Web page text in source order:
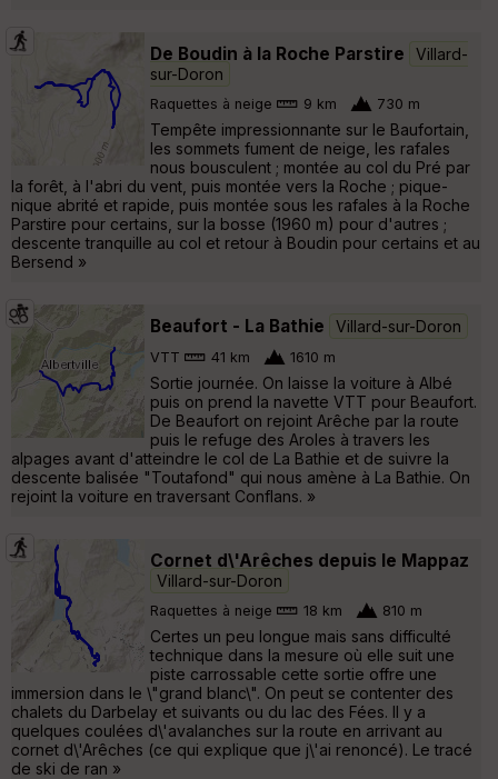
De Boudin à la Roche Parstire
Villard-
sur-Doron
Raquettes à neige 9 km 730 m
Tempête impressionnante sur le Baufortain,
les sommets fument de neige, les rafales
nous bousculent ; montée au col du Pré par
la forêt, à l'abri du vent, puis montée vers la Roche ; pique-
nique abrité et rapide, puis montée sous les rafales à la Roche
Parstire pour certains, sur la bosse (1960 m) pour d'autres ;
descente tranquille au col et retour à Boudin pour certains et au
Bersend »
Beaufort - La Bathie Villard-sur-Doron
VTT 41 km 1610 m
Sortie journée. On laisse la voiture à Albé
puis on prend la navette VTT pour Beaufort.
De Beaufort on rejoint Arêche par la route
puis le refuge des Aroles à travers les
alpages avant d'atteindre le col de La Bathie et de suivre la
descente balisée "Toutafond" qui nous amène à La Bathie. On
rejoint la voiture en traversant Conflans. »
Cornet d\'Arêches depuis le Mappaz
Villard-sur-Doron
Raquettes à neige 18 km 810 m
Certes un peu longue mais sans difficulté
technique dans la mesure où elle suit une
piste carrossable cette sortie offre une
immersion dans le \"grand blanc\". On peut se contenter des
chalets du Darbelay et suivants ou du lac des Fées. Il y a
quelques coulées d\'avalanches sur la route en arrivant au
cornet d\'Arêches (ce qui explique que j\'ai renoncé). Le tracé
de ski de ran »